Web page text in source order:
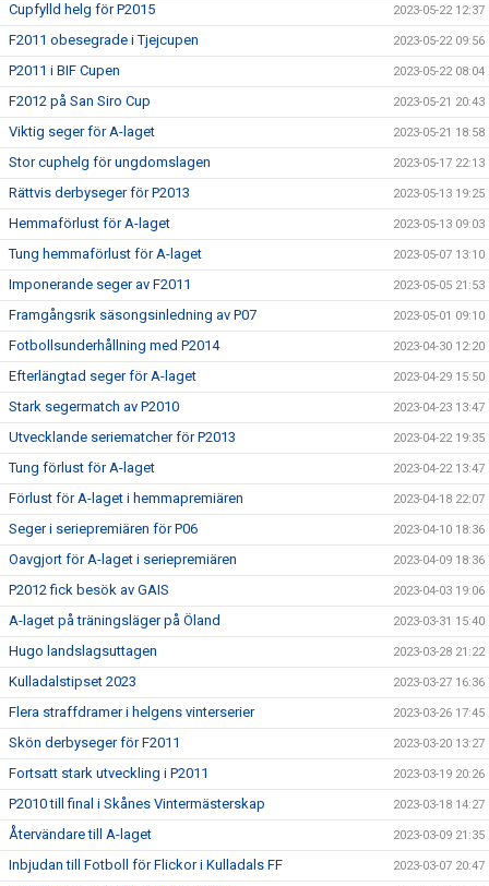
Cupfylld helg för P2015 2023-05-22 12:37
F2011 obesegrade i Tjejcupen 2023-05-22 09:56
P2011 i BIF Cupen 2023-05-22 08:04
F2012 på San Siro Cup 2023-05-21 20:43
Viktig seger för A-laget 2023-05-21 18:58
Stor cuphelg för ungdomslagen 2023-05-17 22:13
Rättvis derbyseger för P2013 2023-05-13 19:25
Hemmaförlust för A-laget 2023-05-13 09:03
Tung hemmaförlust för A-laget 2023-05-07 13:10
Imponerande seger av F2011 2023-05-05 21:53
Framgångsrik säsongsinledning av P07 2023-05-01 09:10
Fotbollsunderhållning med P2014 2023-04-30 12:20
Efterlängtad seger för A-laget 2023-04-29 15:50
Stark segermatch av P2010 2023-04-23 13:47
Utvecklande seriematcher för P2013 2023-04-22 19:35
Tung förlust för A-laget 2023-04-22 13:47
Förlust för A-laget i hemmapremiären 2023-04-18 22:07
Seger i seriepremiären för P06 2023-04-10 18:36
Oavgjort för A-laget i seriepremiären 2023-04-09 18:36
P2012 fick besök av GAIS 2023-04-03 19:06
A-laget på träningsläger på Öland 2023-03-31 15:40
Hugo landslagsuttagen 2023-03-28 21:22
Kulladalstipset 2023 2023-03-27 16:36
Flera straffdramer i helgens vinterserier 2023-03-26 17:45
Skön derbyseger för F2011 2023-03-20 13:27
Fortsatt stark utveckling i P2011 2023-03-19 20:26
P2010 till final i Skånes Vintermästerskap 2023-03-18 14:27
Återvändare till A-laget 2023-03-09 21:35
Inbjudan till Fotboll för Flickor i Kulladals FF 2023-03-07 20:47